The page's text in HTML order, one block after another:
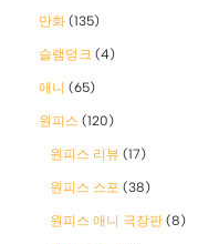
만화 (135)
슬램덩크 (4)
애니 (65)
원피스 (120)
원피스 리뷰 (17)
원피스 스포 (38)
원피스 애니 극장판 (8)